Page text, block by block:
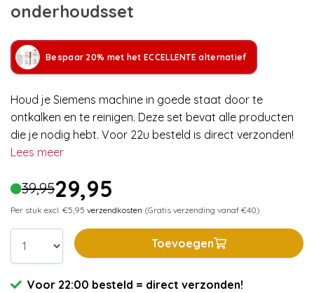
onderhoudsset
Bespaar 20% met het ECCELLENTE alternatief
Houd je Siemens machine in goede staat door te
ontkalken en te reinigen. Deze set bevat alle producten
die je nodig hebt. Voor 22u besteld is direct verzonden!
Lees meer
39,9529,95
Per stuk excl. €5,95 verzendkosten (Gratis verzending vanaf €40)
Toevoegen
Voor 22:00 besteld = direct verzonden!